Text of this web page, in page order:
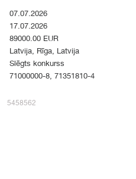
07.07.2026
17.07.2026
89000.00 EUR
Latvija, Rīga, Latvija
Slēgts konkurss
71000000-8, 71351810-4
5458562